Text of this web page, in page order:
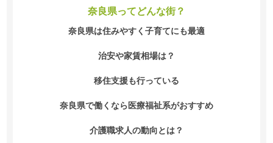
奈良県ってどんな街？
奈良県は住みやすく子育てにも最適
治安や家賃相場は？
移住支援も行っている
奈良県で働くなら医療福祉系がおすすめ
介護職求人の動向とは？